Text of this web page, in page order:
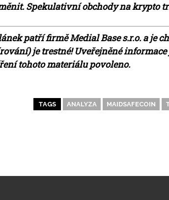
Spekulativní obchody na krypto
patří firmě Medial Base s.r.o. a je
je trestné! Uveřejněné
tohoto materiálu povoleno.
TAGS ANALYZA MAIDSAFECOIN